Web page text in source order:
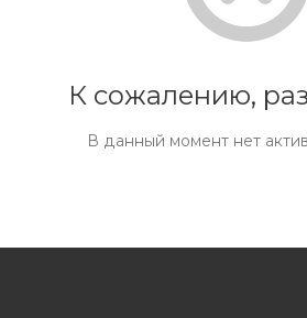
К сожалению,
В данный момент нет